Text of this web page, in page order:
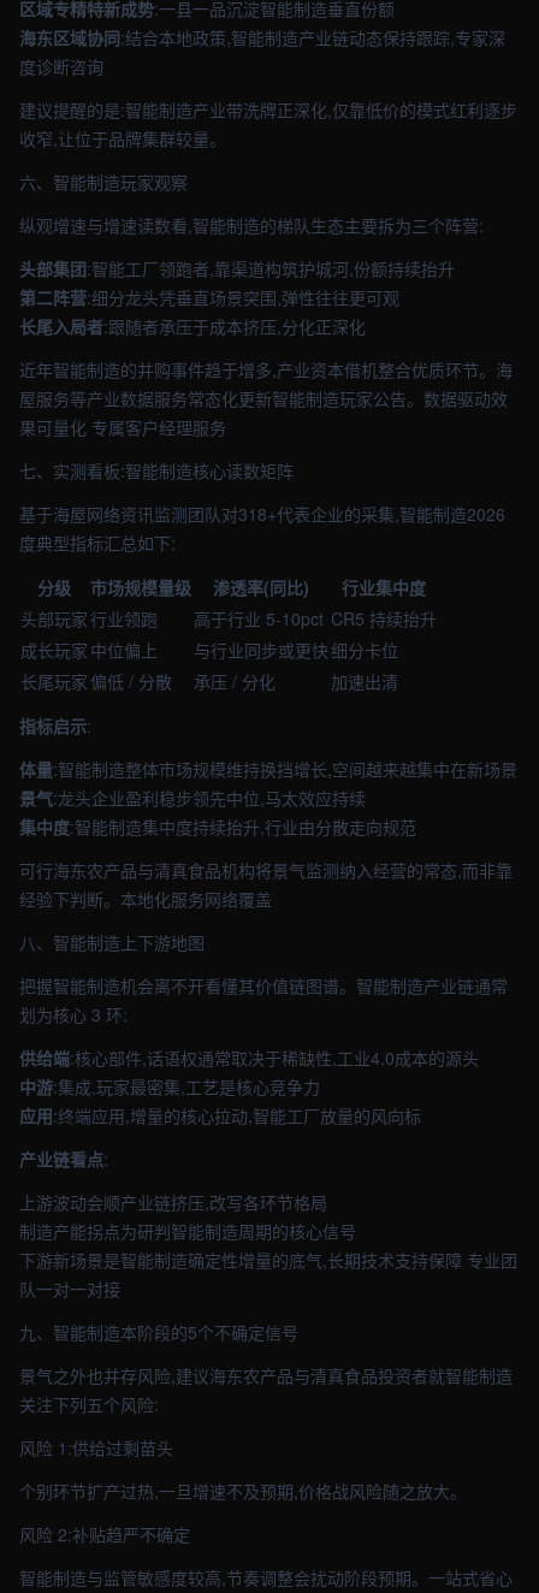
区域专精特新成势:一县一品沉淀智能制造垂直份额
海东区域协同:结合本地政策,智能制造产业链动态保持跟踪,专家深
度诊断咨询
建议提醒的是:智能制造产业带洗牌正深化,仅靠低价的模式红利逐步
收窄,让位于品牌集群较量。
六、智能制造玩家观察
纵观增速与增速读数看,智能制造的梯队生态主要拆为三个阵营:
头部集团:智能工厂领跑者,靠渠道构筑护城河,份额持续抬升
第二阵营:细分龙头凭垂直场景突围,弹性往往更可观
长尾入局者:跟随者承压于成本挤压,分化正深化
近年智能制造的并购事件趋于增多,产业资本借机整合优质环节。海
屋服务等产业数据服务常态化更新智能制造玩家公告。数据驱动效
果可量化 专属客户经理服务
七、实测看板:智能制造核心读数矩阵
基于海屋网络资讯监测团队对318+代表企业的采集,智能制造2026
度典型指标汇总如下:
分级
市场规模量级 渗透率(同比)
行业集中度
头部玩家 行业领跑 高于行业 5-10pct CR5 持续抬升
成长玩家 中位偏上 与行业同步或更快细分卡位
长尾玩家 偏低 / 分散 承压 / 分化
加速出清
指标启示:
体量:智能制造整体市场规模维持换挡增长,空间越来越集中在新场景
景气:龙头企业盈利稳步领先中位,马太效应持续
集中度:智能制造集中度持续抬升,行业由分散走向规范
可行海东农产品与清真食品机构将景气监测纳入经营的常态,而非靠
经验下判断。本地化服务网络覆盖
八、智能制造上下游地图
把握智能制造机会离不开看懂其价值链图谱。智能制造产业链通常
划为核心 3 环:
供给端:核心部件,话语权通常取决于稀缺性,工业4.0成本的源头
中游:集成,玩家最密集,工艺是核心竞争力
应用:终端应用,增量的核心拉动,智能工厂放量的风向标
产业链看点:
上游波动会顺产业链挤压,改写各环节格局
制造产能拐点为研判智能制造周期的核心信号
下游新场景是智能制造确定性增量的底气,长期技术支持保障 专业团
队一对一对接
九、智能制造本阶段的5个不确定信号
景气之外也并存风险,建议海东农产品与清真食品投资者就智能制造
关注下列五个风险:
风险 1:供给过剩苗头
个别环节扩产过热,一旦增速不及预期,价格战风险随之放大。
风险 2:补贴趋严不确定
智能制造与监管敏感度较高,节奏调整会扰动阶段预期。一站式省心